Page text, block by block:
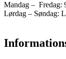
Mandag – Fredag:
Lørdag – Søndag: